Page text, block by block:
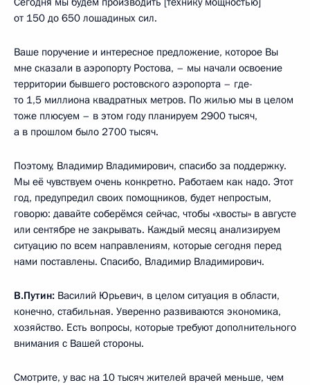
от 150 до 650 лошадиных сил.
Ваше поручение и интересное предложение, которое Вы
мне сказали в аэропорту Ростова, – мы начали освоение
территории бывшего ростовского аэропорта – где-
то 1,5 миллиона квадратных метров. По жилью мы в целом
тоже плюсуем – в этом году планируем 2900 тысяч,
а в прошлом было 2700 тысяч.
Поэтому, Владимир Владимирович, спасибо за поддержку.
Мы её чувствуем очень конкретно. Работаем как надо. Этот
год, предупредил своих помощников, будет непростым,
говорю: давайте соберёмся сейчас, чтобы «хвосты» в августе
или сентябре не закрывать. Каждый месяц анализируем
ситуацию по всем направлениям, которые сегодня перед
нами поставлены. Спасибо, Владимир Владимирович.
В.Путин: Василий Юрьевич, в целом ситуация в области,
конечно, стабильная. Уверенно развиваются экономика,
хозяйство. Есть вопросы, которые требуют дополнительного
внимания с Вашей стороны.
Смотрите, у вас на 10 тысяч жителей врачей меньше, чем